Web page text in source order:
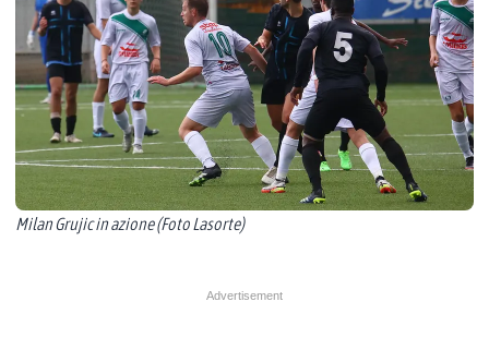
Milan Grujic in azione (Foto Lasorte)